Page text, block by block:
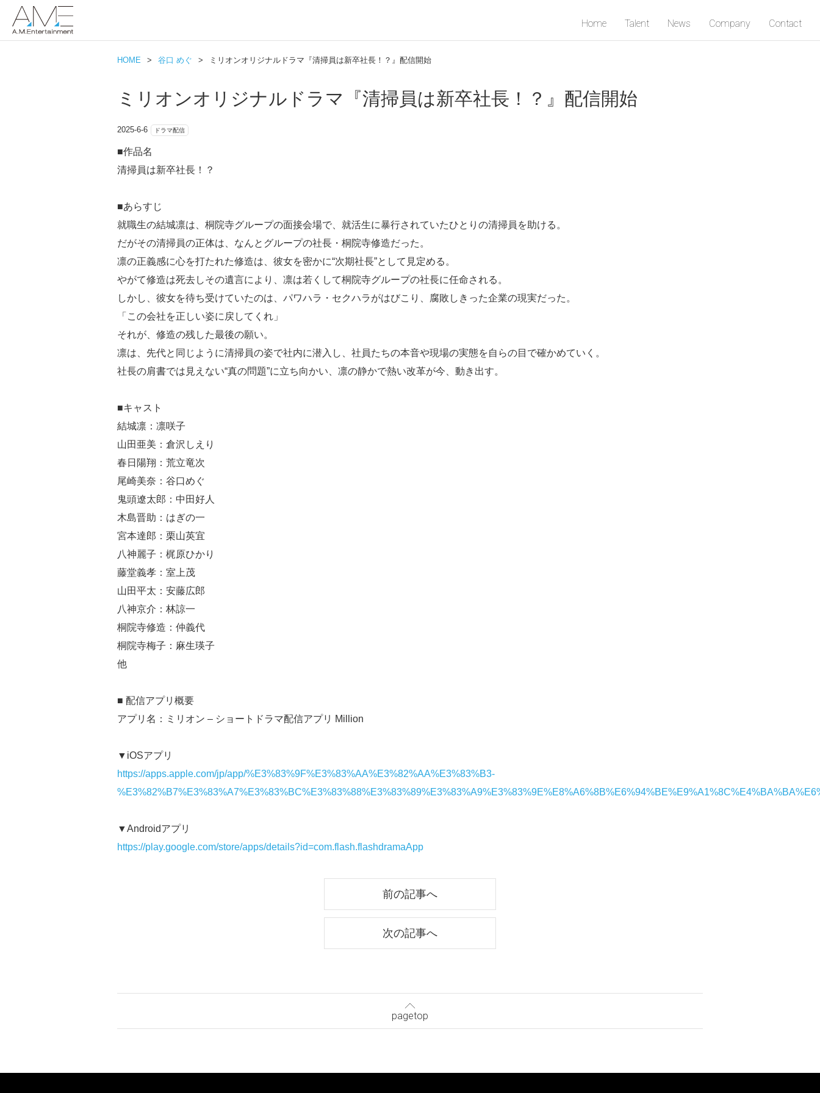
Home Talent News Company Contact
HOME > 谷口 めぐ > ミリオンオリジナルドラマ『清掃員は新卒社長！？』配信開始
ミリオンオリジナルドラマ『清掃員は新卒社長！？』配信開始
2025-6-6 ドラマ配信
■作品名
清掃員は新卒社長！？
■あらすじ
就職生の結城凛は、桐院寺グループの面接会場で、就活生に暴行されていたひとりの清掃員を助ける。
だがその清掃員の正体は、なんとグループの社長・桐院寺修造だった。
凛の正義感に心を打たれた修造は、彼女を密かに“次期社長”として見定める。
やがて修造は死去しその遺言により、凛は若くして桐院寺グループの社長に任命される。
しかし、彼女を待ち受けていたのは、パワハラ・セクハラがはびこり、腐敗しきった企業の現実だった。
「この会社を正しい姿に戻してくれ」
それが、修造の残した最後の願い。
凛は、先代と同じように清掃員の姿で社内に潜入し、社員たちの本音や現場の実態を自らの目で確かめていく。
社長の肩書では見えない“真の問題”に立ち向かい、凛の静かで熱い改革が今、動き出す。
■キャスト
結城凛：凛咲子
山田亜美：倉沢しえり
春日陽翔：荒立竜次
尾崎美奈：谷口めぐ
鬼頭遼太郎：中田好人
木島晋助：はぎの一
宮本達郎：栗山英宜
八神麗子：梶原ひかり
藤堂義孝：室上茂
山田平太：安藤広郎
八神京介：林諒一
桐院寺修造：仲義代
桐院寺梅子：麻生瑛子
他
■ 配信アプリ概要
アプリ名：ミリオン – ショートドラマ配信アプリ Million
▼iOSアプリ
https://apps.apple.com/jp/app/%E3%83%9F%E3%83%AA%E3%82%AA%E3%83%B3-
▼Androidアプリ
https://play.google.com/store/apps/details?id=com.flash.flashdramaApp
前の記事へ
次の記事へ
pagetop